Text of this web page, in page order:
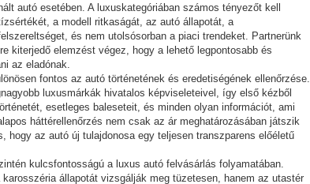
autó esetében. A luxuskategóriában számos tényezőt kell
a modell ritkaságát, az autó állapotát, a
és nem utolsósorban a piaci trendeket. Partnerünk
kiterjedő elemzést végez, hogy a lehető legpontosabb és
az eladónak.
fontos az autó történetének és eredetiségének ellenőrzése.
luxusmárkák hivatalos képviseleteivel, így első kézből
esetleges baleseteit, és minden olyan információt, ami
háttérellenőrzés nem csak az ár meghatározásában játszik
hogy az autó új tulajdonosa egy teljesen transzparens előéletű
kulcsfontosságú a luxus autó felvásárlás folyamatában.
állapotát vizsgálják meg tüzetesen, hanem az utastér